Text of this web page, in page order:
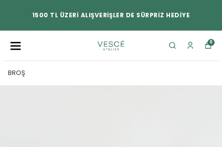
1500 TL ÜZERİ ALIŞVERİŞLER DE SÜRPRİZ HEDİYE
0
BROŞ